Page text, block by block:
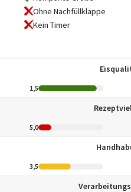
Ohne Nachfüllklappe
Kein Timer
1,5
5,0
3,5